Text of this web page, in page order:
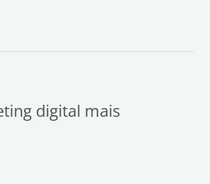
digital mais